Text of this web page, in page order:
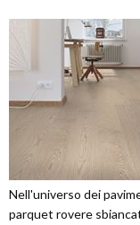
Nell'universo dei
parquet rovere